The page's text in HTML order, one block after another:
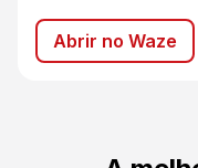
Abrir no Waze